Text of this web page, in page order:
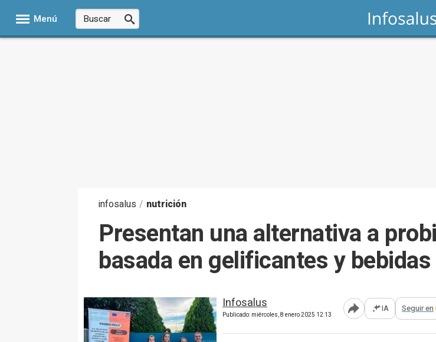
Menú
infosalus / nutrición
Presentan una alternativa a
basada en gelificantes y
Infosalus
Publicado: miércoles, 8 enero 2025 12:13 Abrir opciones
IA Seguir en